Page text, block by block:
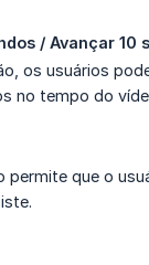
/ Avançar 10
os usuários
no tempo do
permite que o